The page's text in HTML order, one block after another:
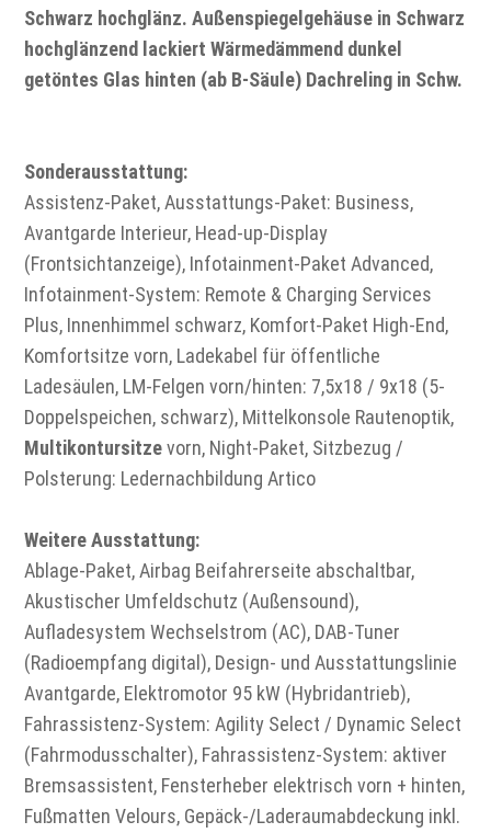
Schwarz hochglänz. Außenspiegelgehäuse in Schwarz
hochglänzend lackiert Wärmedämmend dunkel
getöntes Glas hinten (ab B-Säule) Dachreling in Schw.
Sonderausstattung:
Assistenz-Paket, Ausstattungs-Paket: Business,
Avantgarde Interieur, Head-up-Display
(Frontsichtanzeige), Infotainment-Paket Advanced,
Infotainment-System: Remote & Charging Services
Plus, Innenhimmel schwarz, Komfort-Paket High-End,
Komfortsitze vorn, Ladekabel für öffentliche
Ladesäulen, LM-Felgen vorn/hinten: 7,5x18 / 9x18 (5-
Doppelspeichen, schwarz), Mittelkonsole Rautenoptik,
Multikontursitzevorn, Night-Paket, Sitzbezug /
Polsterung: Ledernachbildung Artico
Weitere Ausstattung:
Ablage-Paket, Airbag Beifahrerseite abschaltbar,
Akustischer Umfeldschutz (Außensound),
Aufladesystem Wechselstrom (AC), DAB-Tuner
(Radioempfang digital), Design- und Ausstattungslinie
Avantgarde, Elektromotor 95 kW (Hybridantrieb),
Fahrassistenz-System: Agility Select / Dynamic Select
(Fahrmodusschalter), Fahrassistenz-System: aktiver
Bremsassistent, Fensterheber elektrisch vorn + hinten,
Fußmatten Velours, Gepäck-/Laderaumabdeckung inkl.